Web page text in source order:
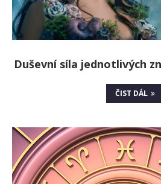
Duševní síla jednotlivých
ČIST DÁL